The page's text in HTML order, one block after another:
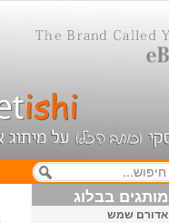
מותגים בבלוג
אדורם שמש